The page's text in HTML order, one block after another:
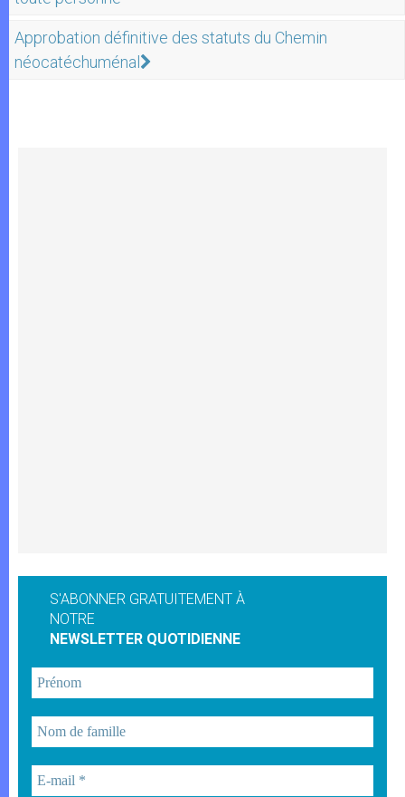
Approbation définitive des statuts du Chemin
néocatéchuménal
S'ABONNER GRATUITEMENT À
NOTRE
NEWSLETTER QUOTIDIENNE